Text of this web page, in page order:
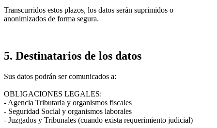
Transcurridos estos plazos, los datos serán suprimidos o
anonimizados de forma segura.
5. Destinatarios de los datos
Sus datos podrán ser comunicados a:
OBLIGACIONES LEGALES:
- Agencia Tributaria y organismos fiscales
- Seguridad Social y organismos laborales
- Juzgados y Tribunales (cuando exista requerimiento judicial)